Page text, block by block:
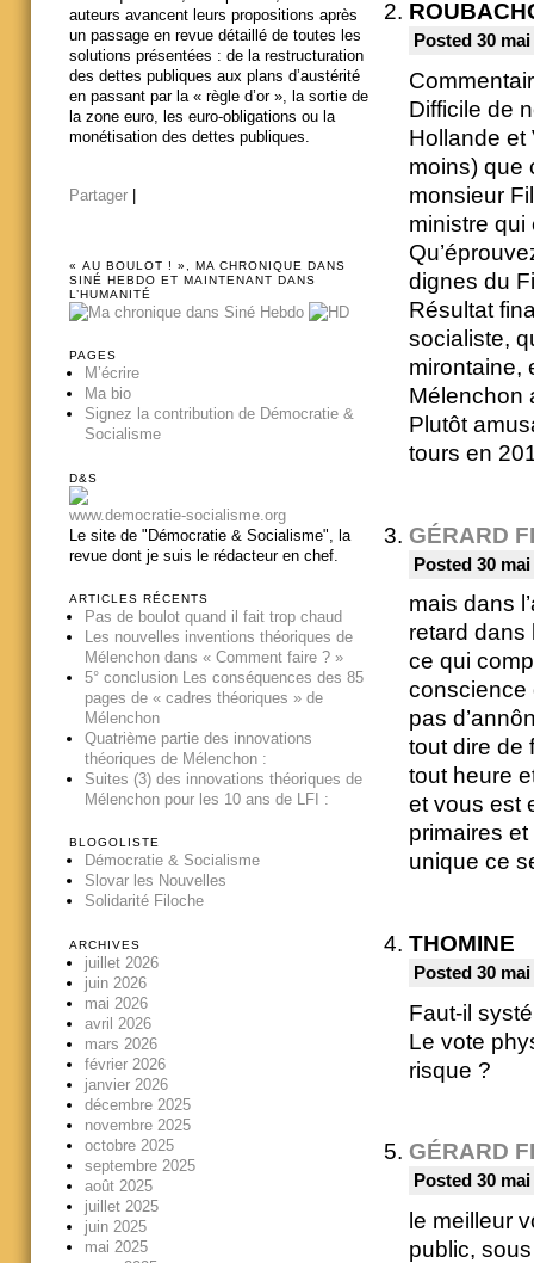
Posted 30
Difficile de
Hollande et
moins) que
monsieur
ministre qui
dignes du
Résultat
socialiste,
mirontaine,
Mélenchon
Plutôt
tours en
GÉRARD
Posted 30
mais dans
retard dans
ce qui
conscience
pas
tout dire de
tout heure
et vous est
primaires
unique ce
THOMINE
Posted 30
Faut-il
Le vote
risque ?
GÉRARD
Posted 30
le meilleur
public,
auteurs avancent leurs propositions après
un passage en revue détaillé de toutes les
solutions présentées : de la restructuration
des dettes publiques aux plans d’austérité
en passant par la « règle d’or », la sortie de
la zone euro, les euro-obligations ou la
monétisation des dettes publiques.
Partager
« AU BOULOT ! », MA CHRONIQUE DANS
SINÉ HEBDO ET MAINTENANT DANS
L’HUMANITÉ
PAGES
M’écrire
Ma bio
Signez la contribution de Démocratie &
Socialisme
D&S
www.democratie-socialisme.org
Le site de "Démocratie & Socialisme", la
revue dont je suis le rédacteur en chef.
ARTICLES RÉCENTS
Pas de boulot quand il fait trop chaud
Les nouvelles inventions théoriques de
Mélenchon dans « Comment faire ? »
5° conclusion Les conséquences des 85
pages de « cadres théoriques » de
Mélenchon
Quatrième partie des innovations
théoriques de Mélenchon :
Suites (3) des innovations théoriques de
Mélenchon pour les 10 ans de LFI :
BLOGOLISTE
Démocratie & Socialisme
Slovar les Nouvelles
Solidarité Filoche
ARCHIVES
juillet 2026
juin 2026
mai 2026
avril 2026
mars 2026
février 2026
janvier 2026
décembre 2025
novembre 2025
octobre 2025
septembre 2025
août 2025
juillet 2025
juin 2025
mai 2025